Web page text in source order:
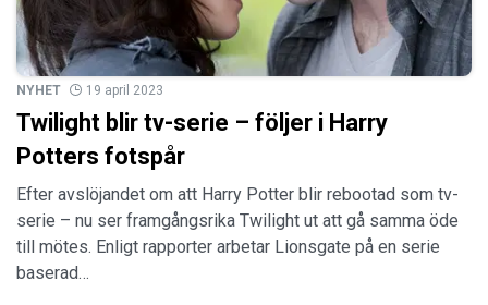
NYHET 19 april 2023
Twilight blir tv-serie – följer i Harry
Potters fotspår
Efter avslöjandet om att Harry Potter blir rebootad som tv-
serie – nu ser framgångsrika Twilight ut att gå samma öde
till mötes. Enligt rapporter arbetar Lionsgate på en serie
baserad…